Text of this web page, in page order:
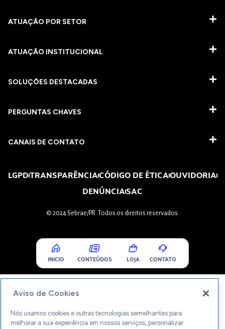
ATUAÇÃO POR SETOR
ATUAÇÃO INSTITUCIONAL
SOLUÇÕES DESTACADAS
PERGUNTAS CHAVES​
CANAIS DE CONTATO
LGPDTRANSPARÊNCIACÓDIGO DE ÉTICAOUVIDORIA
DENÚNCIASAC
© 2024 Sebrae/PR. Todos os direitos reservados.
INICIO CONTEÚDOS LOJA CONTATO
Aviso de Cookies
Nós usamos cookies e outras tecnologias semelhantes para
melhorar a sua experiência em nossos serviços, personalizar